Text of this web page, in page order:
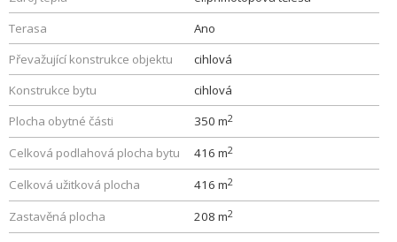
Terasa
Ano
Převažující konstrukce objektu
cihlová
Konstrukce bytu
cihlová
Plocha obytné části
350 m2
Celková podlahová plocha bytu 416 m2
Celková užitková plocha 416 m2
Zastavěná plocha 208 m2